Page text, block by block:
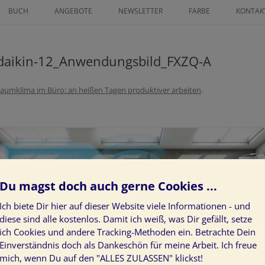
Inhalt
BUCH ANGEBOTE
ZEICHNE DEINEN LEBENSWEG ALS
NEUROGRAPHIK BASISKURS
DEIN INDIVIDUELLER WEG ZUR
HERZENWÜNSCHEN
JAHRESVISION: WAS GEHT 24 –
WAS KOMMT 25
NEWSLETTER FARBE
KUNST AM BAU
12_Anwendungsbild_FXZQ-A
im Büro: an heißen Tagen produktiver arbeiten.
Du magst doch auch gerne Cookies ...
Ich biete Dir hier auf dieser Website viele Informationen - und
diese sind alle kostenlos. Damit ich weiß, was Dir gefällt, setze
ich Cookies und andere Tracking-Methoden ein. Betrachte Dein
Einverständnis doch als Dankeschön für meine Arbeit. Ich freue
mich, wenn Du auf den "ALLES ZULASSEN" klickst!